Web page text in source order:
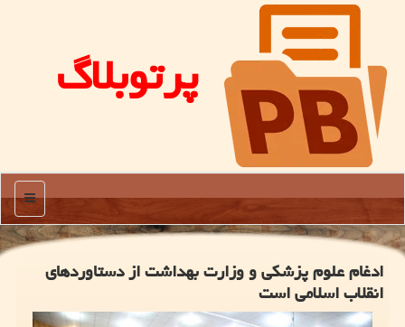
پرتوبلاگ
منو
ادغام علوم پزشکی و وزارت بهداشت از دستاوردهای
انقلاب اسلامی است